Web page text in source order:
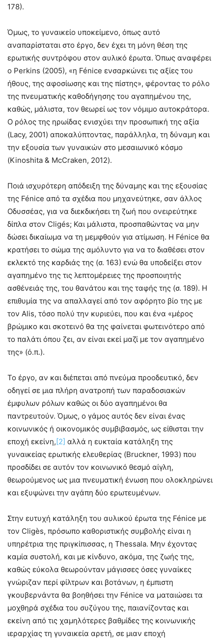
178).
Όμως, το γυναικείο υποκείμενο, όπως αυτό
αναπαρίσταται στο έργο, δεν έχει τη μόνη θέση της
ερωτικής συντρόφου στον αυλικό έρωτα. Όπως αναφέρει
ο Perkins (2005), «η Fénice ενσαρκώνει τις αξίες του
ήθους, της αφοσίωσης και της πίστης», φέροντας το ρόλο
της πνευματικής καθοδήγησης του αγαπημένου της,
καθώς, μάλιστα, τον θεωρεί ως τον νόμιμο αυτοκράτορα.
Ο ρόλος της ηρωίδας ενισχύει την προσωπική της αξία
(Lacy, 2001) αποκαλύπτοντας, παράλληλα, τη δύναμη και
την εξουσία των γυναικών στο μεσαιωνικό κόσμο
(Kinoshita & McCraken, 2012).
Ποιά ισχυρότερη απόδειξη της δύναμης και της εξουσίας
της Fénice από τα σχέδια που μηχανεύτηκε, σαν άλλος
Οδυσσέας, για να διεκδικήσει τη ζωή που ονειρεύτηκε
δίπλα στον Cligés; Και μάλιστα, προσπαθώντας να μην
δώσει δικαίωμα να τη μεμφθούν για ατίμωση. Η Fénice θα
κρατήσει το σώμα της αμόλυντο για να το διαθέσει στον
εκλεκτό της καρδιάς της (σ. 163) ενώ θα υποδείξει στον
αγαπημένο της τις λεπτομέρειες της προσποιητής
ασθένειάς της, του θανάτου και της ταφής της (σ. 189). Η
επιθυμία της να απαλλαγεί από τον αφόρητο βίο της με
τον Alis, τόσο πολύ την κυριεύει, που και ένα «μέρος
βρώμικο και σκοτεινό θα της φαίνεται φωτεινότερο από
το παλάτι όπου ζει, αν είναι εκεί μαζί με τον αγαπημένο
της» (ό.π.).
Το έργο, αν και διέπεται από πνεύμα προοδευτικό, δεν
οδηγεί σε μια πλήρη ανατροπή των παραδοσιακών
έμφυλων ρόλων καθώς οι δύο αγαπημένοι θα
παντρευτούν. Όμως, ο γάμος αυτός δεν είναι ένας
κοινωνικός ή οικονομικός συμβιβασμός, ως είθισται την
εποχή εκείνη, [2] αλλά η ευκταία κατάληξη της
γυναικείας ερωτικής ελευθερίας (Bruckner, 1993) που
προσδίδει σε αυτόν τον κοινωνικό θεσμό αίγλη,
θεωρούμενος ως μια πνευματική ένωση που ολοκληρώνει
και εξυψώνει την αγάπη δύο ερωτευμένων.
Στην ευτυχή κατάληξη του αυλικού έρωτα της Fénice με
τον Cligès, πρόσωπο καθοριστικής συμβολής είναι η
υπηρέτρια της πριγκίπισσας, η Thessala. Μην έχοντας
καμία συστολή, και με κίνδυνο, ακόμα, της ζωής της,
καθώς εύκολα θεωρούνταν μάγισσες όσες γυναίκες
γνώριζαν περί φίλτρων και βοτάνων, η έμπιστη
γκουβερνάντα θα βοηθήσει την Fénice να ματαιώσει τα
μοχθηρά σχέδια του συζύγου της, παιανίζοντας και
εκείνη από τις χαμηλότερες βαθμίδες της κοινωνικής
ιεραρχίας τη γυναικεία αρετή, σε μιαν εποχή